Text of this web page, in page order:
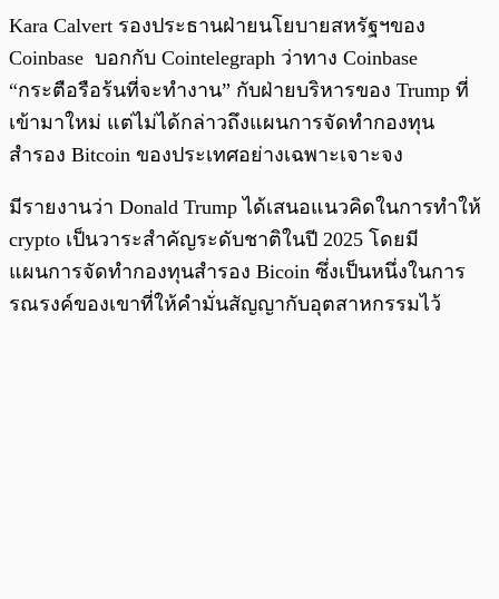
Kara Calvert รองประธานฝ่ายนโยบายสหรัฐฯของ
Coinbase บอกกับ Cointelegraph ว่าทาง Coinbase
“กระตือรือร้นที่จะทำงาน” กับฝ่ายบริหารของ Trump ที่
เข้ามาใหม่ แต่ไม่ได้กล่าวถึงแผนการจัดทำกองทุน
สำรอง Bitcoin ของประเทศอย่างเฉพาะเจาะจง
มีรายงานว่า Donald Trump ได้เสนอแนวคิดในการทำให้
crypto เป็นวาระสำคัญระดับชาติในปี 2025 โดยมี
แผนการจัดทำกองทุนสำรอง Bicoin ซึ่งเป็นหนึ่งในการ
รณรงค์ของเขาที่ให้คำมั่นสัญญากับอุตสาหกรรมไว้